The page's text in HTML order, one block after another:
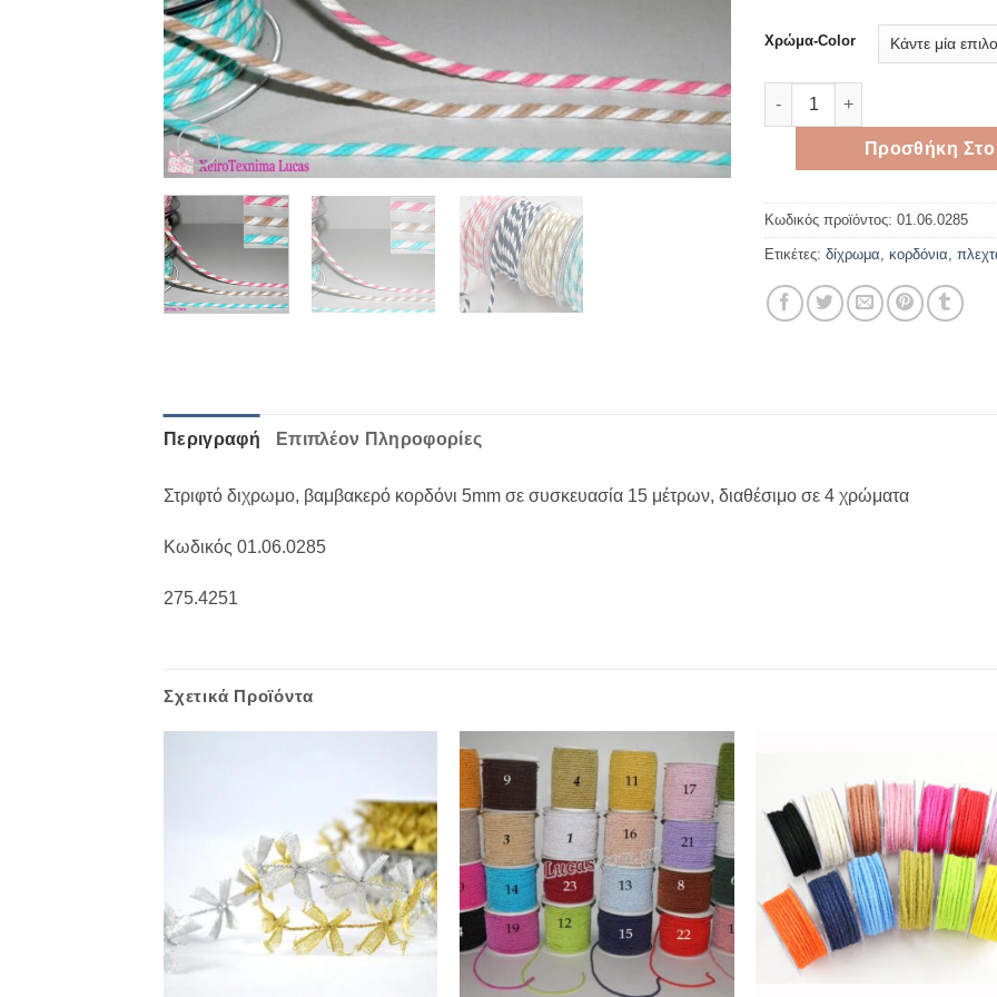
Χρώμα-Color
Βαμβακερό κορδόνι
Προσθήκη Στο
Κωδικός προϊόντος: 01.06.0285
Ετικέτες: δίχρωμα κορδόνια
Περιγραφή Επιπλέον Πληροφορίες
Στριφτό διχρωμο, βαμβακερό κορδόνι 5mm σε συσκευασία 15 μέτρων, διαθέσιμο σε 4 χρώματα
Κωδικός 01.06.0285
275.4251
Σχετικά Προϊόντα